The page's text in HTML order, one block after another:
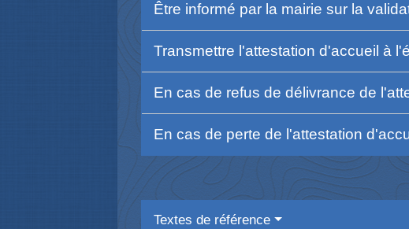
Être informé par la mairie sur la
Transmettre l'attestation d'accueil à
En cas de refus de délivrance de
En cas de perte de l'attestation
Textes de référence